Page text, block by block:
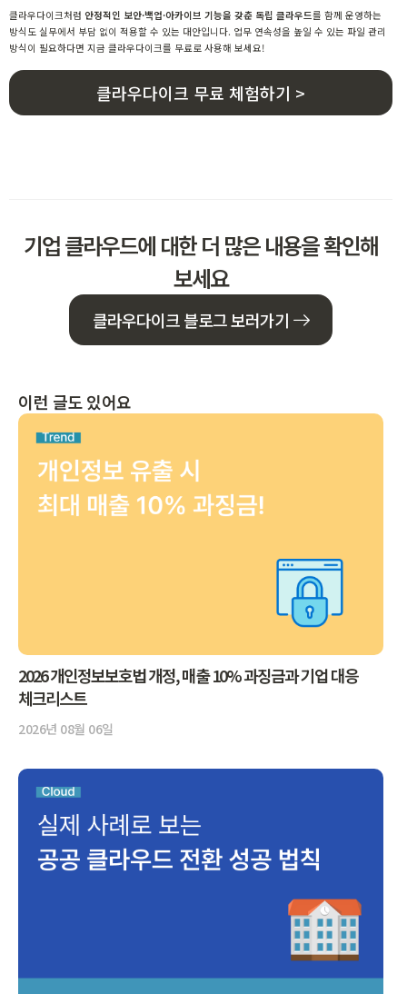
클라우다이크처럼 안정적인 보안·백업·아카이브 기능을 갖춘 독립 클라우드를 함께 운영하는
방식도 실무에서 부담 없이 적용할 수 있는 대안입니다. 업무 연속성을 높일 수 있는 파일 관리
방식이 필요하다면 지금 클라우다이크를 무료로 사용해 보세요!
클라우다이크 무료 체험하기 >
기업 클라우드에 대한 더 많은 내용을 확인해
보세요
클라우다이크 블로그 보러가기
이런 글도 있어요
2026 개인정보보호법 개정, 매출 10% 과징금과 기업 대응
체크리스트
2026년 08월 06일